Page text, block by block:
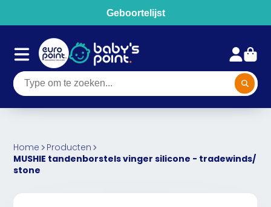
Geboortelijst
Home
Producten
MUSHIE tandenborstels vinger silicone - tradewinds/
stone